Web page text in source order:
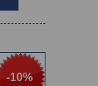
-10%